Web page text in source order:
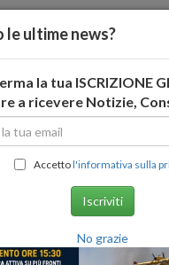
Storico
le ultime news?
la tua ISCRIZIONE
a ricevere Notizie,
Accettol'informativa sulla
Iscriviti
No grazie